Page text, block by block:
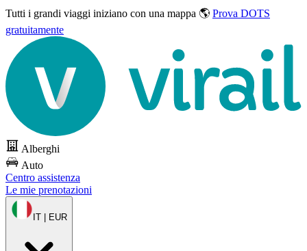
Tutti i grandi viaggi iniziano con una mappa 🌎 Prova DOTS
gratuitamente
Alberghi
Auto
Centro assistenza
Le mie prenotazioni
IT | EUR